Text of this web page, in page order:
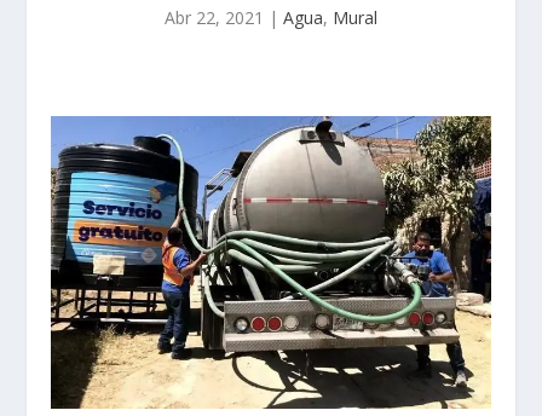
Abr 22, 2021 | Agua, Mural